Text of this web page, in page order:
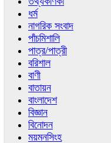
ধর্ম
নাগরিক সংবাদ
পাঁচমিশালি
পাত্র/পাত্রী
বরিশাল
বাণী
বাতায়ন
বাংলাদেশ
বিজ্ঞান
বিনোদন
ময়মনসিংহ